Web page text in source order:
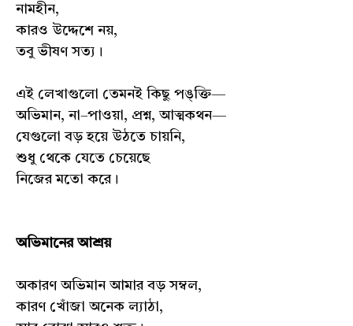
নামহীন,
কারও উদ্দেশে নয়,
তবু ভীষণ সত্য।
এই লেখাগুলো তেমনই কিছু পঙ্‌ক্তি—
অভিমান, না–পাওয়া, প্রশ্ন, আত্মকথন—
যেগুলো বড় হয়ে উঠতে চায়নি,
শুধু থেকে যেতে চেয়েছে
নিজের মতো করে।
অভিমানের আশ্রয়
অকারণ অভিমান আমার বড় সম্বল,
কারণ খোঁজা অনেক ল্যাঠা,